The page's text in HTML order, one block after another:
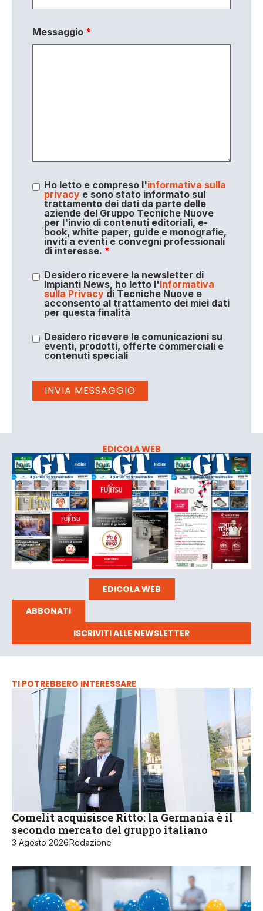
Messaggio *
Ho letto e compreso l'informativa sulla
privacye sono stato informato sul
trattamento dei dati da parte delle
aziende del Gruppo Tecniche Nuove
per l'invio di contenuti editoriali, e-
book, white paper, guide e monografie,
inviti a eventi e convegni professionali
di interesse. *
Desidero ricevere la newsletter di
Impianti News, ho letto l'Informativa
sulla Privacydi Tecniche Nuove e
acconsento al trattamento dei miei dati
per questa finalità
Desidero ricevere le comunicazioni su
eventi, prodotti, offerte commerciali e
contenuti speciali
EDICOLA WEB
EDICOLA WEB
ABBONATI
ISCRIVITI ALLE NEWSLETTER
TI POTREBBERO INTERESSARE
Comelit acquisisce Ritto: la Germania è il
secondo mercato del gruppo italiano
3 Agosto 2026Redazione